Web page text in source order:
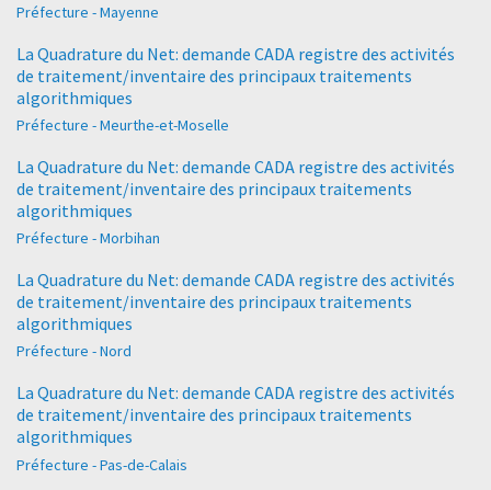
Préfecture - Mayenne
La Quadrature du Net: demande CADA registre des activités
de traitement/inventaire des principaux traitements
algorithmiques
Préfecture - Meurthe-et-Moselle
La Quadrature du Net: demande CADA registre des activités
de traitement/inventaire des principaux traitements
algorithmiques
Préfecture - Morbihan
La Quadrature du Net: demande CADA registre des activités
de traitement/inventaire des principaux traitements
algorithmiques
Préfecture - Nord
La Quadrature du Net: demande CADA registre des activités
de traitement/inventaire des principaux traitements
algorithmiques
Préfecture - Pas-de-Calais